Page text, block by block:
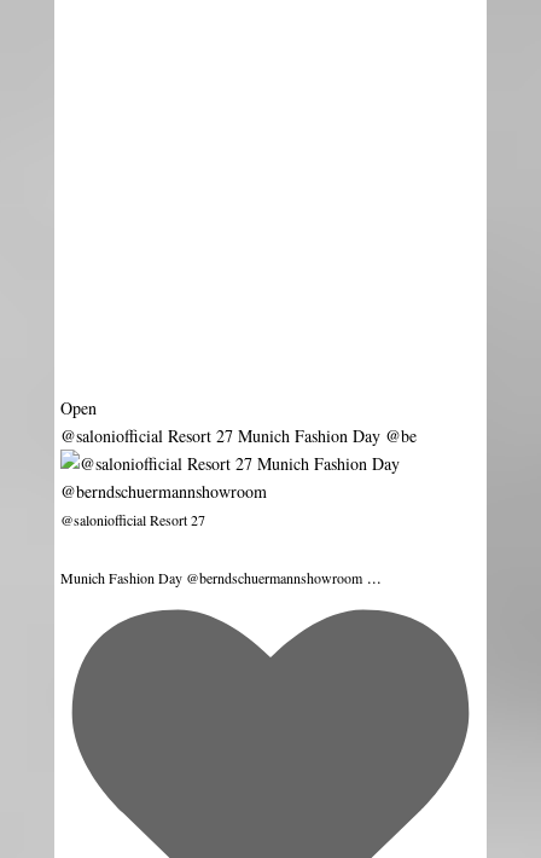
Open
@saloniofficial Resort 27 Munich Fashion Day @be
@saloniofficial Resort 27
Munich Fashion Day @berndschuermannshowroom ...